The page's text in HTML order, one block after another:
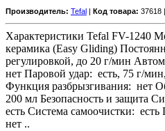
Производитель: Tefal | Код товара: 37618 |
Характеристики Tefal FV-1240
керамика (Easy Gliding)
регулировкой, до 20 г/мин
нет Паровой удар: есть, 75 г/
Функция разбрызгивания: нет
200 мл Безопасность и защита
есть Система самоочистки: есть
нет ..